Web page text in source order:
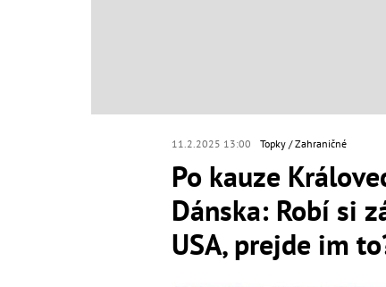
11.2.2025 13:00 Topky Zahraničné
Po kauze
Dánska: Robí si
USA, prejde im